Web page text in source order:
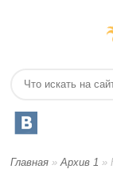
Главная »Архив 1 »